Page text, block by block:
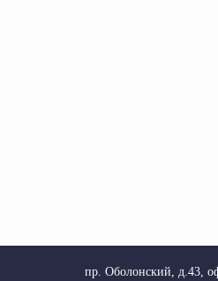
пр. Оболонский, д.43,